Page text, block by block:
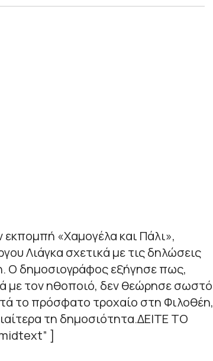
«Χαμογέλα και Πάλι»,
Λιάγκα σχετικά με τις δηλώσεις
Ο δημοσιογράφος εξήγησε πως,
με τον ηθοποιό, δεν θεώρησε σωστό
το πρόσφατο τροχαίο στη Φιλοθέη,
τη δημοσιότητα.ΔΕΙΤΕ ΤΟ
]